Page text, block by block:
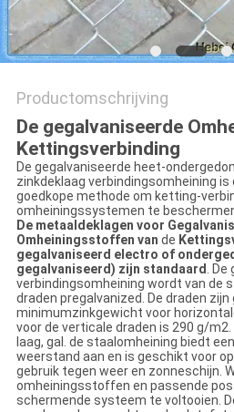
Productomschrijving
De gegalvaniseerde
Kettingsverbinding
De gegalvaniseerde heet-
zinkdeklaag verbindingsomheining is
goedkope methode om ketting-
omheiningssystemen te
De metaaldeklagen voor
Omheiningsstoffen van de
gegalvaniseerd electro of
gegalvaniseerd) zijn standaard. De
verbindingsomheining wordt van de
draden pregalvanized. De draden
minimumzinkgewicht voor
voor de verticale draden is 290 g/
laag, gal. de staalomheining biedt
weerstand aan en is geschikt voor
gebruik tegen weer en zonneschijn.
omheiningsstoffen en passende
schermende systeem te voltooien.